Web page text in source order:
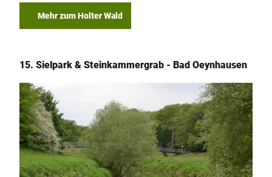
Mehr zum Holter Wald
15. Sielpark & Steinkammergrab - Bad Oeynhausen